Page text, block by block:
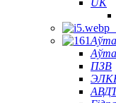
UK
ПЗВ